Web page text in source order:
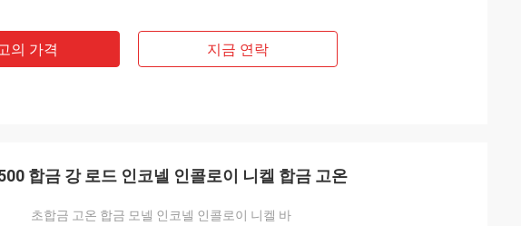
의 가격 지금 연락
합금 강 로드 인코넬 인콜로이 니켈 합금 고온
초합금 고온 합금 모넬 인코넬 인콜로이 니켈 바